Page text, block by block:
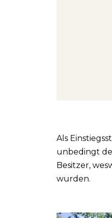
Als
unbedingt
Besitzer,
wurden.